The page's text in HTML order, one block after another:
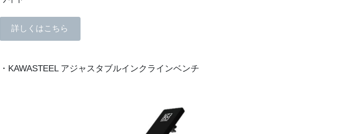
詳しくはこちら
・KAWASTEEL アジャスタブルインクラインベンチ